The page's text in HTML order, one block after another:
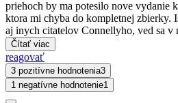
priehoch by ma potesilo nove vydanie
ktora mi chyba do kompletnej zbierky.
aj inych citatelov Connellyho, ved sa v
Čítať viac
reagovať
3 pozitívne hodnotenia3
1 negatívne hodnotenie1